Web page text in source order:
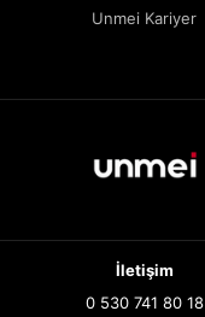
Unmei Kariyer
İletişim
0 530 741 80 18